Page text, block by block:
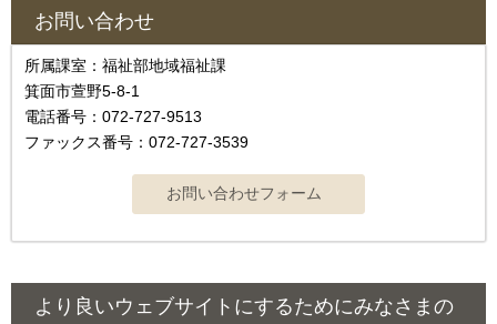
お問い合わせ
所属課室：福祉部地域福祉課
箕面市萱野5-8-1
電話番号：072-727-9513
ファックス番号：072-727-3539
より良いウェブサイトにするためにみなさまの